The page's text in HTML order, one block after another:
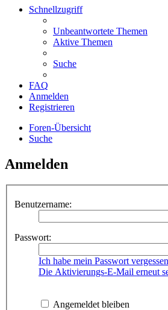
Schnellzugriff
Unbeantwortete Themen
Aktive Themen
Suche
FAQ
Anmelden
Registrieren
Foren-Übersicht
Suche
Anmelden
Benutzername:
Passwort:
Ich habe mein Passwort vergessen
Die Aktivierungs-E-Mail erneut
Angemeldet bleiben